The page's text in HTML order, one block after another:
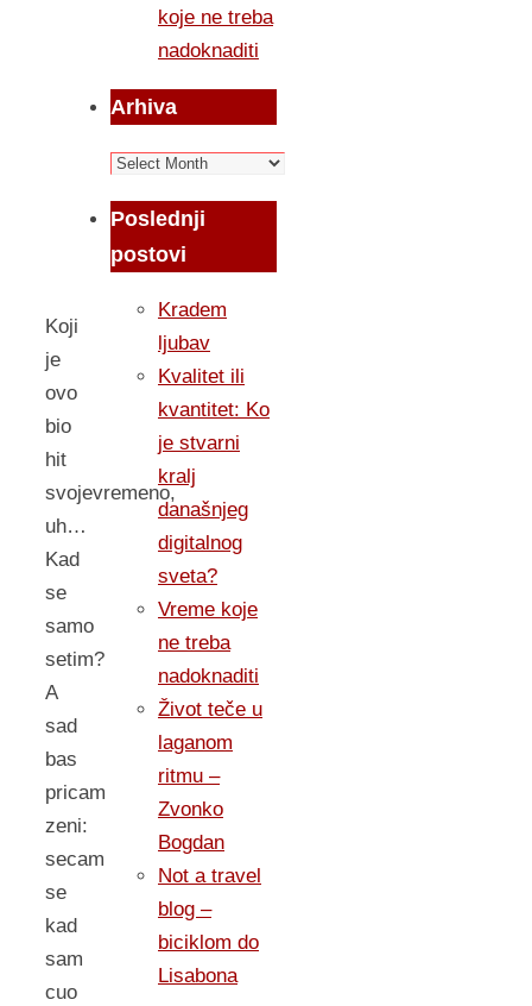
Koji
je
ovo
bio
hit
svojevremeno,
uh…
Kad
se
samo
setim?
A
sad
bas
pricam
zeni:
secam
se
kad
sam
cuo
koje ne treba
nadoknaditi
Arhiva
Arhiva
Poslednji
postovi
Kradem
ljubav
Kvalitet ili
kvantitet: Ko
je stvarni
kralj
današnjeg
digitalnog
sveta?
Vreme koje
ne treba
nadoknaditi
Život teče u
laganom
ritmu –
Zvonko
Bogdan
Not a travel
blog –
biciklom do
Lisabona